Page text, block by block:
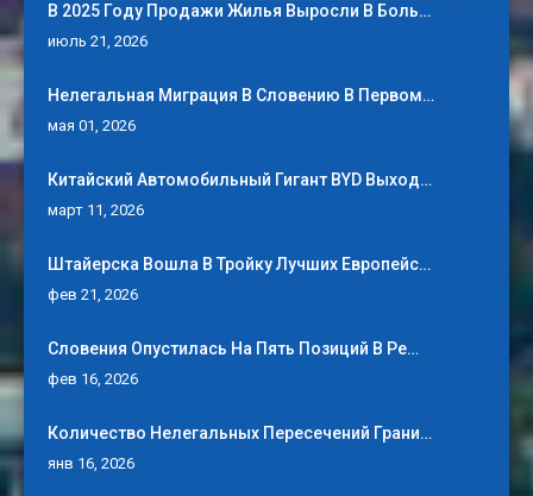
В 2025 Году Продажи Жилья Выросли В Боль…
июль 21, 2026
Нелегальная Миграция В Словению В Первом…
мая 01, 2026
Китайский Автомобильный Гигант BYD Выход…
март 11, 2026
Штайерска Вошла В Тройку Лучших Европейс…
фев 21, 2026
Словения Опустилась На Пять Позиций В Ре…
фев 16, 2026
Количество Нелегальных Пересечений Грани…
янв 16, 2026